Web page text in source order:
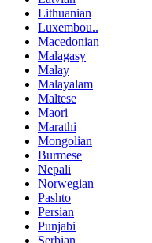
Lithuanian
Luxembou..
Macedonian
Malagasy
Malay
Malayalam
Maltese
Maori
Marathi
Mongolian
Burmese
Nepali
Norwegian
Pashto
Persian
Punjabi
Serbian